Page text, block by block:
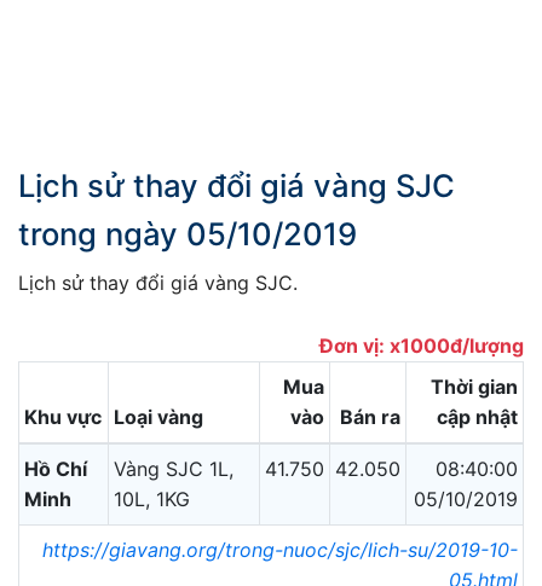
Lịch sử thay đổi giá vàng SJC
trong ngày 05/10/2019
Lịch sử thay đổi giá vàng SJC.
Đơn vị: x1000đ/lượng
Khu vực Loại vàng
Mua
vào
Bán ra
Thời gian
cập nhật
Hồ Chí
Minh
Vàng SJC 1L,
10L, 1KG
41.750 42.050
08:40:00
05/10/2019
https://giavang.org/trong-nuoc/sjc/lich-su/2019-10-
05.html